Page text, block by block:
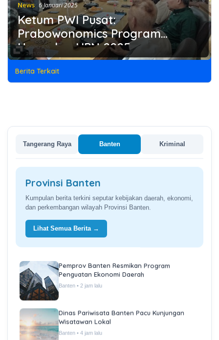
News 6 Januari 2025
Ketum PWI Pusat:
Prabowonomics Program
Unggulan HPN 2025
Berita Terkait
Tangerang Raya Banten Kriminal
Provinsi Banten
Kumpulan berita terkini seputar kebijakan daerah, ekonomi,
dan perkembangan wilayah Provinsi Banten.
Lihat Semua Berita →
Pemprov Banten Resmikan Program
Penguatan Ekonomi Daerah
Banten • 2 jam lalu
Dinas Pariwisata Banten Pacu Kunjungan
Wisatawan Lokal
Banten • 4 jam lalu